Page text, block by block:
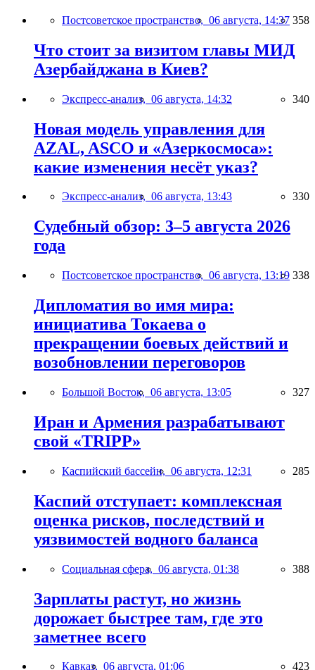
Постсоветское пространство, 06 августа, 14:37 358
Что стоит за визитом главы МИД
Азербайджана в Киев?
Экспресс-анализ, 06 августа, 14:32 340
Новая модель управления для
AZAL, ASCO и «Азеркосмоса»:
какие изменения несёт указ?
Экспресс-анализ, 06 августа, 13:43 330
Судебный обзор: 3–5 августа 2026
года
Постсоветское пространство, 06 августа, 13:19 338
Дипломатия во имя мира:
инициатива Токаева о
прекращении боевых действий и
возобновлении переговоров
Большой Восток, 06 августа, 13:05 327
Иран и Армения разрабатывают
свой «TRIPP»
Каспийский бассейн, 06 августа, 12:31 285
Каспий отступает: комплексная
оценка рисков, последствий и
уязвимостей водного баланса
Социальная сфера, 06 августа, 01:38 388
Зарплаты растут, но жизнь
дорожает быстрее там, где это
заметнее всего
Кавказ, 06 августа, 01:06 423